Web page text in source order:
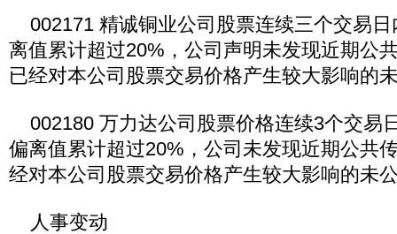
002171 精诚铜业公司股票连续三个交易日
离值累计超过20%，公司声明未发现近期公
已经对本公司股票交易价格产生较大影响的
002180 万力达公司股票价格连续3个交易
偏离值累计超过20%，公司未发现近期公共
经对本公司股票交易价格产生较大影响的未
人事变动